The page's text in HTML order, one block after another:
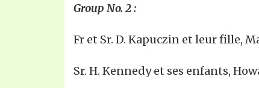
Group No. 2 :
Fr et Sr. D. Kapuczin et leur fille,
Sr. H. Kennedy et ses enfants,